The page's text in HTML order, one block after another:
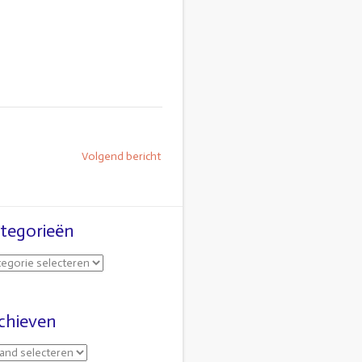
Volgend bericht